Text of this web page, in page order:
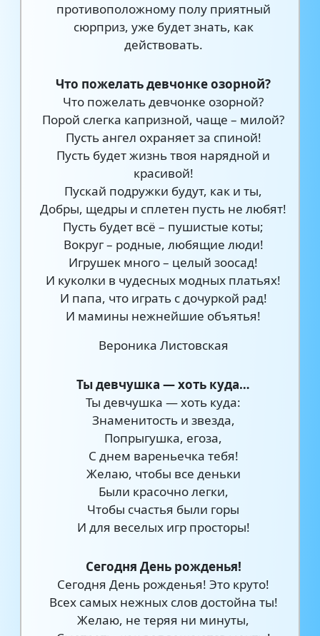
противоположному полу приятный
сюрприз, уже будет знать, как
действовать.
Что пожелать девчонке озорной?
Что пожелать девчонке озорной?
Порой слегка капризной, чаще – милой?
Пусть ангел охраняет за спиной!
Пусть будет жизнь твоя нарядной и
красивой!
Пускай подружки будут, как и ты,
Добры, щедры и сплетен пусть не любят!
Пусть будет всё – пушистые коты;
Вокруг – родные, любящие люди!
Игрушек много – целый зоосад!
И куколки в чудесных модных платьях!
И папа, что играть с дочуркой рад!
И мамины нежнейшие объятья!
Вероника Листовская
Ты девчушка — хоть куда…
Ты девчушка — хоть куда:
Знаменитость и звезда,
Попрыгушка, егоза,
С днем вареньечка тебя!
Желаю, чтобы все деньки
Были красочно легки,
Чтобы счастья были горы
И для веселых игр просторы!
Сегодня День рожденья!
Сегодня День рожденья! Это круто!
Всех самых нежных слов достойна ты!
Желаю, не теряя ни минуты,